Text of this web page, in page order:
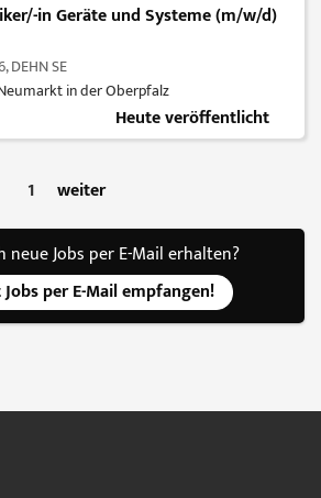
in Geräte und Systeme (m/w/d)
DEHN SE
in der Oberpfalz
Heute veröffentlicht
1 weiter
neue Jobs per E-Mail erhalten?
per E-Mail empfangen!